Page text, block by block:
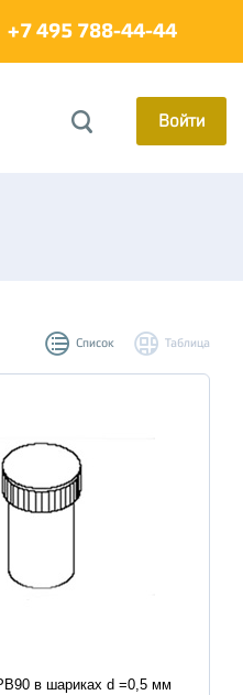
+7 495 788-44-44
Войти
Список Таблица
в шариках d =0,5 мм